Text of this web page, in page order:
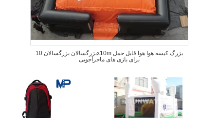
بزرگسالان بزرگسالان 10x10m بزرگ کیسه هوا هوا قابل حمل
برای بازی های ماجراجویی